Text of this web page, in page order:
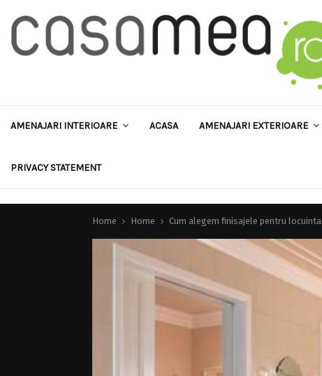
AMENAJARI INTERIOARE ACASA AMENAJARI EXTERIOARE
PRIVACY STATEMENT
Home Home Cum alegem finisajele pentru locuinta